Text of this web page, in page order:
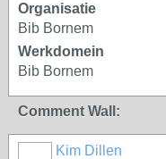
Organisatie
Bib Bornem
Werkdomein
Bib Bornem
Comment Wall:
Kim Dillen